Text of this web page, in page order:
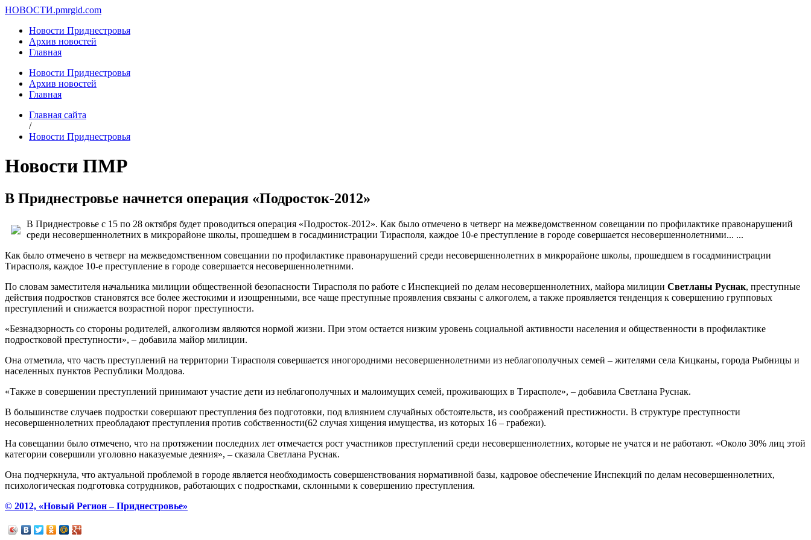
НОВОСТИ.pmrgid.com
Новости Приднестровья
Архив новостей
Главная
Новости Приднестровья
Архив новостей
Главная
Главная сайта
/
Новости Приднестровья
Новости ПМР
В Приднестровье начнется операция «Подросток-2012»
В Приднестровье с 15 по 28 октября будет проводиться операция «Подросток-2012». Как было отмечено в четверг на межведомственном совещании по профилактике правонарушений
среди несовершеннолетних в микрорайоне школы, прошедшем в госадминистрации Тирасполя, каждое 10-е преступление в городе совершается несовершеннолетними... ...
Как было отмечено в четверг на межведомственном совещании по профилактике правонарушений среди несовершеннолетних в микрорайоне школы, прошедшем в госадминистрации
Тирасполя, каждое 10-е преступление в городе совершается несовершеннолетними.
По словам заместителя начальника милиции общественной безопасности Тирасполя по работе с Инспекцией по делам несовершеннолетних, майора милиции Светланы Руснак, преступные
действия подростков становятся все более жестокими и изощренными, все чаще преступные проявления связаны с алкоголем, а также проявляется тенденция к совершению групповых
преступлений и снижается возрастной порог преступности.
«Безнадзорность со стороны родителей, алкоголизм являются нормой жизни. При этом остается низким уровень социальной активности населения и общественности в профилактике
подростковой преступности», – добавила майор милиции.
Она отметила, что часть преступлений на территории Тирасполя совершается иногородними несовершеннолетними из неблагополучных семей – жителями села Кицканы, города Рыбницы и
населенных пунктов Республики Молдова.
«Также в совершении преступлений принимают участие дети из неблагополучных и малоимущих семей, проживающих в Тирасполе», – добавила Светлана Руснак.
В большинстве случаев подростки совершают преступления без подготовки, под влиянием случайных обстоятельств, из соображений престижности. В структуре преступности
несовершеннолетних преобладают преступления против собственности(62 случая хищения имущества, из которых 16 – грабежи).
На совещании было отмечено, что на протяжении последних лет отмечается рост участников преступлений среди несовершеннолетних, которые не учатся и не работают. «Около 30% лиц этой
категории совершили уголовно наказуемые деяния», – сказала Светлана Руснак.
Она подчеркнула, что актуальной проблемой в городе является необходимость совершенствования нормативной базы, кадровое обеспечение Инспекций по делам несовершеннолетних,
психологическая подготовка сотрудников, работающих с подростками, склонными к совершению преступления.
© 2012, «Новый Регион – Приднестровье»